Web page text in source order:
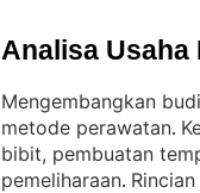
Analisa
Mengembangkan
metode perawatan.
bibit, pembuatan
pemeliharaan.